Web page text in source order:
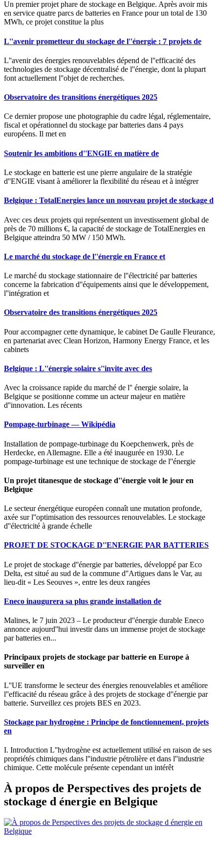
Un premier projet phare de stockage en Belgique. Après avoir mis
en service quatre parcs de batteries en France pour un total de 130
MWh, ce projet constitue la plus
L''avenir prometteur du stockage de l''énergie : 7 projets de
L''avenir des énergies renouvelables dépend de l''efficacité des
technologies de stockage décentralisé de l''énergie, dont la plupart
font actuellement l''objet de recherches.
Observatoire des transitions énergétiques 2025
Ce dernier propose une photographie du cadre légal, réglementaire,
fiscal et opérationnel du stockage par batteries dans 4 pays
européens. Il met en
Soutenir les ambitions d''ENGIE en matière de
Le stockage en batterie est une pierre angulaire de la stratégie
d''ENGIE visant à améliorer la flexibilité du réseau et à intégrer
Belgique : TotalEnergies lance un nouveau projet de stockage d
Avec ces deux projets qui représentent un investissement global de
près de 70 millions €, la capacité de stockage de TotalEnergies en
Belgique atteindra 50 MW / 150 MWh.
Le marché du stockage de l''énergie en France et
Le marché du stockage stationnaire de l''électricité par batteries
concerne la fabrication d''équipements ainsi que le développement,
l''intégration et
Observatoire des transitions énergétiques 2025
Pour accompagner cette dynamique, le cabinet De Gaulle Fleurance,
en partenariat avec Clean Horizon, Harmony Energy France, et les
cabinets
Belgique : L''énergie solaire s''invite avec des
Avec la croissance rapide du marché de l'' énergie solaire, la
Belgique se positionne comme un acteur majeur en matière
d''innovation. Les récents
Pompage-turbinage — Wikipédia
Installation de pompage-turbinage du Koepchenwerk, près de
Herdecke, en Allemagne. Elle a été inaugurée en 1930. Le
pompage-turbinage est une technique de stockage de l''énergie
Un projet titanesque de stockage d''énergie voit le jour en
Belgique
Le secteur énergétique européen connaît une mutation profonde,
axée sur l''optimisation des ressources renouvelables. Le stockage
d''électricité à grande échelle
PROJET DE STOCKAGE D''ENERGIE PAR BATTERIES
Le projet de stockage d''énergie par batteries, développé par Eco
Delta, est situé au sud de la commune d''Artigues dans le Var, au
lieu-dit « Les Seouves », entre les deux rangées
Eneco inaugurera sa plus grande installation de
Malines, le 7 juin 2023 – Le producteur d''énergie durable Eneco
annonce aujourd''hui investir dans un immense projet de stockage
par batteries en...
Principaux projets de stockage par batterie en Europe à
surveiller en
L''UE transforme le secteur des énergies renouvelables et améliore
l''efficacité du réseau grâce à des projets de stockage d''énergie par
batterie. Surveillez ces projets BES en 2023.
Stockage par hydrogène : Principe de fonctionnement, projets
en
I. Introduction L''hydrogène est actuellement utilisé en raison de ses
propriétés chimiques dans l''industrie pétrolière et dans l''industrie
chimique. Cette molécule présente cependant un intérêt
À propos de Perspectives des projets de
stockage d énergie en Belgique